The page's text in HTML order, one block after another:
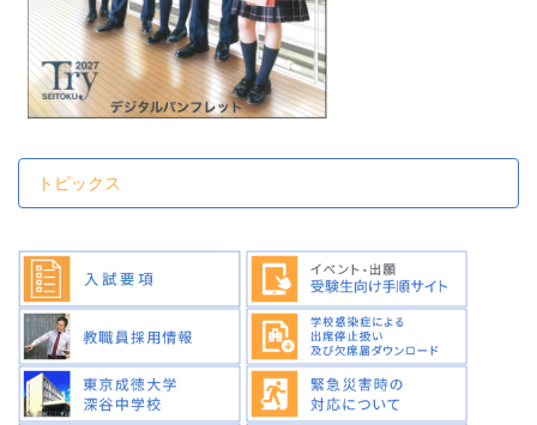
トピックス